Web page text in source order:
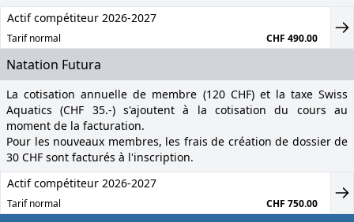
Actif compétiteur 2026-2027
Tarif normal CHF 490.00
Natation Futura
La cotisation annuelle de membre (120 CHF) et la taxe Swiss
Aquatics (CHF 35.-) s'ajoutent à la cotisation du cours au
moment de la facturation.
Pour les nouveaux membres, les frais de création de dossier de
30 CHF sont facturés à l'inscription.
Actif compétiteur 2026-2027
Tarif normal CHF 750.00